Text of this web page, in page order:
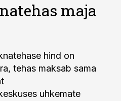
maja
hind on
tehas maksab sama
uhkemate